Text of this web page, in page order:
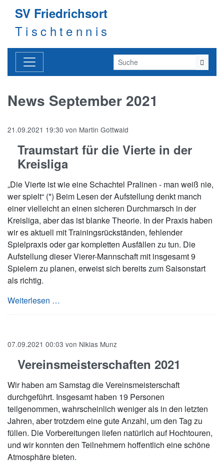
SV Friedrichsort
Tischtennis
News September 2021
21.09.2021 19:30 von Martin Gottwald
Traumstart für die Vierte in der
Kreisliga
„Die Vierte ist wie eine Schachtel Pralinen - man weiß nie,
wer spielt“ (*) Beim Lesen der Aufstellung denkt manch
einer vielleicht an einen sicheren Durchmarsch in der
Kreisliga, aber das ist blanke Theorie. In der Praxis haben
wir es aktuell mit Trainingsrückständen, fehlender
Spielpraxis oder gar kompletten Ausfällen zu tun. Die
Aufstellung dieser Vierer-Mannschaft mit insgesamt 9
Spielern zu planen, erweist sich bereits zum Saisonstart
als richtig.
Weiterlesen …
07.09.2021 00:03 von Niklas Munz
Vereinsmeisterschaften 2021
Wir haben am Samstag die Vereinsmeisterschaft
durchgeführt. Insgesamt haben 19 Personen
teilgenommen, wahrscheinlich weniger als in den letzten
Jahren, aber trotzdem eine gute Anzahl, um den Tag zu
füllen. Die Vorbereitungen liefen natürlich auf Hochtouren,
und wir konnten den Teilnehmern hoffentlich eine schöne
Atmosphäre bieten.